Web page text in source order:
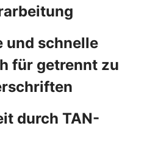
und schnelle
für getrennt zu
durch TAN-